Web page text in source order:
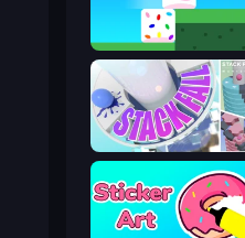
Stacky Bird
Stack Fall